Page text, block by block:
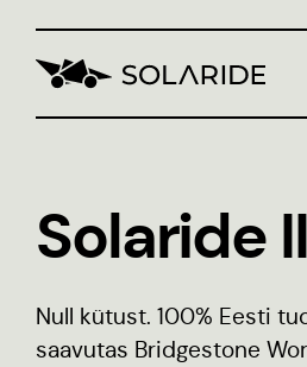
Solaride
Null kütust. 100% Eesti
saavutas Bridgestone